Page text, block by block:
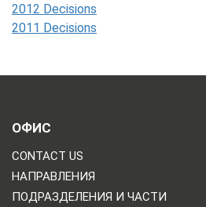
2012 Decisions
2011 Decisions
ОФИС
CONTACT US
НАПРАВЛЕНИЯ
ПОДРАЗДЕЛЕНИЯ И ЧАСТИ